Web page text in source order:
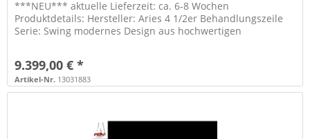
***NEU*** aktuelle Lieferzeit: ca. 6-8 Wochen
Produktdetails: Hersteller: Aries 4 1/2er Behandlungszeile
Serie: Swing modernes Design aus hochwertigen
9.399,00 € *
Artikel-Nr. 13031883